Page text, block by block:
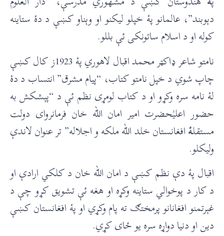
دېوبند”، عالمانو پۀ خپلو لیکنو او وېناو کښې د دۀ ستاينه
کوله او د اسلام ساتونکی ئې بللو.
نامتو شاعر ډاکټر محمد اقبال لاهوري پۀ 1923ز کال کښې
چاپ شوي د خپل نامتو کتاب، “پیام مشرق” انتساب د دۀ
لۀ نامه سره وکړو او د کتاب لومړی نظم ئې د “پېشکش به
حضور اعليٰحضرت امیر امان الله خان فرمانروای دولت
مستقلۀافغانستان خلد الله ملکه و اجلاله” تر عنوان لاندې
وليکلو.
اقبال پۀ دې نظم کښې د امان الله خان د کلکي ارادې او
د کار د پوخوالي ستاينه وکړه او هغه ئې تشويق کړو چې د
غېرتمنو افغانانو پرمختګ ته پام وکړي او پۀ افغانستان کښې
دين او دنيا دواړه سره يو ځای کړي.